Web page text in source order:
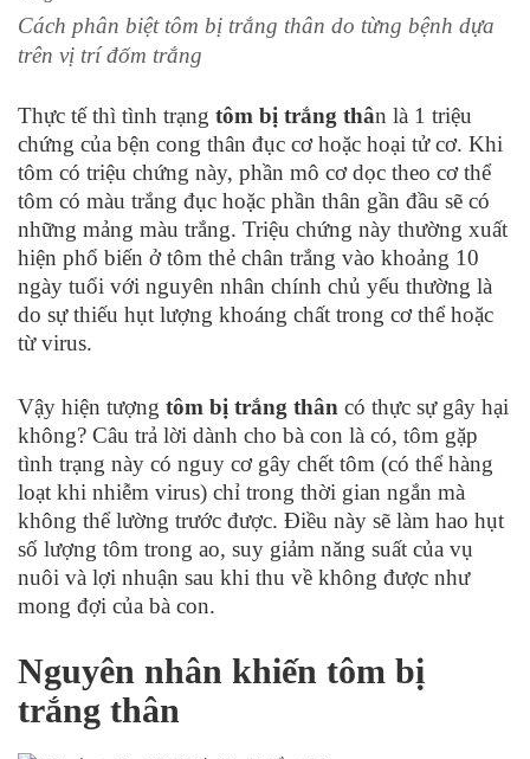
Cách phân biệt tôm bị trắng thân do từng bệnh dựa
trên vị trí đốm trắng
Thực tế thì tình trạng tôm bị trắng thân là 1 triệu
chứng của bện cong thân đục cơ hoặc hoại tử cơ. Khi
tôm có triệu chứng này, phần mô cơ dọc theo cơ thể
tôm có màu trắng đục hoặc phần thân gần đầu sẽ có
những mảng màu trắng. Triệu chứng này thường xuất
hiện phổ biến ở tôm thẻ chân trắng vào khoảng 10
ngày tuổi với nguyên nhân chính chủ yếu thường là
do sự thiếu hụt lượng khoáng chất trong cơ thể hoặc
từ virus.
Vậy hiện tượng tôm bị trắng thân có thực sự gây hại
không? Câu trả lời dành cho bà con là có, tôm gặp
tình trạng này có nguy cơ gây chết tôm (có thể hàng
loạt khi nhiễm virus) chỉ trong thời gian ngắn mà
không thể lường trước được. Điều này sẽ làm hao hụt
số lượng tôm trong ao, suy giảm năng suất của vụ
nuôi và lợi nhuận sau khi thu về không được như
mong đợi của bà con.
Nguyên nhân khiến tôm bị
trắng thân